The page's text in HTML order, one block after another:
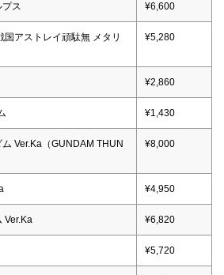
プス ¥6,600
国アストレイ頑駄無 メタリ
¥5,280
¥2,860
¥1,430
Ver.Ka（GUNDAM THUN
¥8,000
¥4,950
Ver.Ka ¥6,820
¥5,720